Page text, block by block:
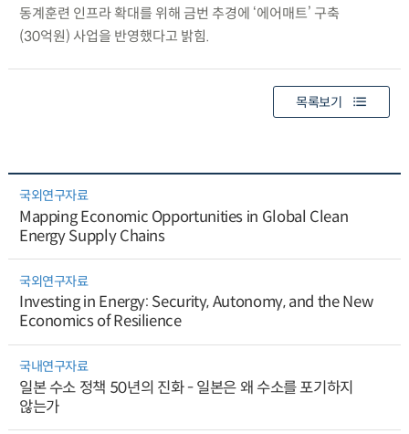
동계훈련 인프라 확대를 위해 금번 추경에 ‘에어매트’ 구축
(30억원) 사업을 반영했다고 밝힘.
목록보기
국외연구자료
Mapping Economic Opportunities in Global Clean
Energy Supply Chains
국외연구자료
Investing in Energy: Security, Autonomy, and the New
Economics of Resilience
국내연구자료
일본 수소 정책 50년의 진화 - 일본은 왜 수소를 포기하지
않는가